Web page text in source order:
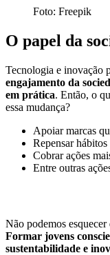
Foto: Freepik
O papel da
Tecnologia e inovação
engajamento da
em prática. Então, o
essa mudança?
Apoiar marcas
Repensar
Cobrar ações
Entre outras
Não podemos
Formar jovens
sustentabilidade e